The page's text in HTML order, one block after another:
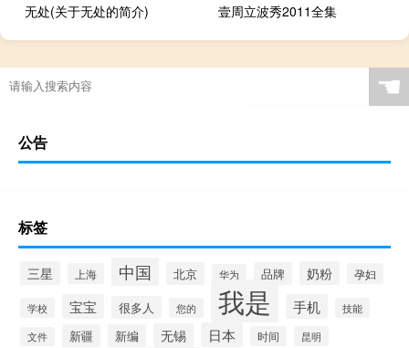
无处(关于无处的简介)
壹周立波秀2011全集
☚
公告
标签
三星 上海 中国 北京 华为 品牌 奶粉 孕妇
学校 宝宝 很多人 您的 我是 手机 技能
文件 新疆 新编 无锡 日本 时间 昆明